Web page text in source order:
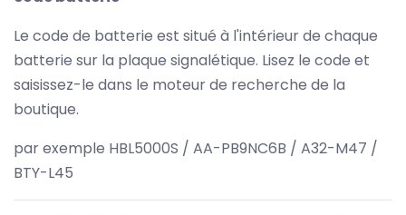
Le code de batterie est situé à l'intérieur de chaque
batterie sur la plaque signalétique. Lisez le code et
saisissez-le dans le moteur de recherche de la
boutique.
par exemple HBL5000S / AA-PB9NC6B / A32-M47 /
BTY-L45